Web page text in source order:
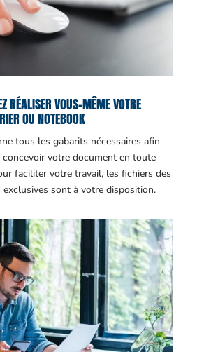
RÉALISER VOUS-MÊME VOTRE
OU NOTEBOOK
tous les gabarits nécessaires afin
votre document en toute
faciliter votre travail, les fichiers des
exclusives sont à votre disposition.